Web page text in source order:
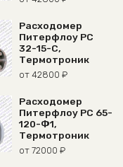
Расходомер
Питерфлоу РС
32-15-С,
Термотроник
от 42800 ₽
Расходомер
Питерфлоу РС 65-
120-Ф1,
Термотроник
от 72000 ₽